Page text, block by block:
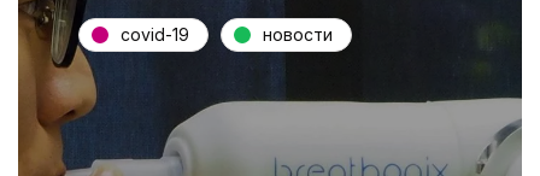
covid-19 новости